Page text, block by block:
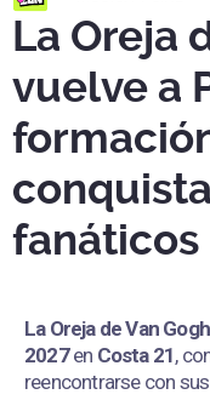
La Oreja
vuelve a
fanáticos
La Oreja de Van
2027en Costa 21,
reencontrarse con